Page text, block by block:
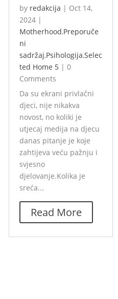
by redakcija | Oct 14,
2024 |
Motherhood,Preporuče
ni
sadržaj,Psihologija,Selec
ted Home 5 | 0
Comments
Da su ekrani privlačni
djeci, nije nikakva
novost, no koliki je
utjecaj medija na djecu
danas pitanje je koje
zahtijeva veću pažnju i
svjesno
djelovanje.Kolika je
sreća...
Read More